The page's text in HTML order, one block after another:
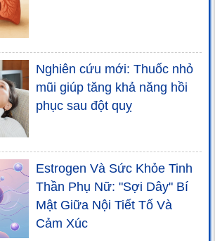
Nghiên cứu mới: Thuốc nhỏ
mũi giúp tăng khả năng hồi
phục sau đột quỵ
Estrogen Và Sức Khỏe Tinh
Thần Phụ Nữ: "Sợi Dây" Bí
Mật Giữa Nội Tiết Tố Và
Cảm Xúc